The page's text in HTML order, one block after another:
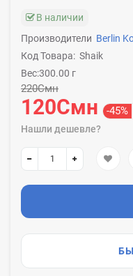
В наличии
Производители Berlin
Код Товара: Shaik
Вес:300.00 г
220Смн
120Смн -45%
Нашли дешевле?